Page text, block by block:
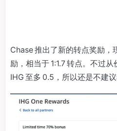
Chase 推出了新的转点奖励，
励，相当于 1:1.7 转点。不过
IHG 至多 0.5，所以还是不建议